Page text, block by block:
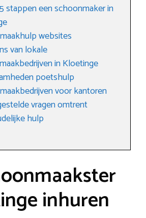
stappen een schoonmaker in
websites
van lokale
in Kloetinge
poetshulp
voor kantoren
vragen omtrent
hulp
inhuren